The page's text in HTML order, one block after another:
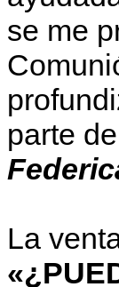
se me
parte
La